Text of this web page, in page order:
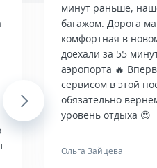
минут раньше,
багажом. Дорога
комфортная в
доехали за 55
аэропорта 🔥
сервисом в этой
обязательно
уровень отдыха 😍
Ольга Зайцева
Next